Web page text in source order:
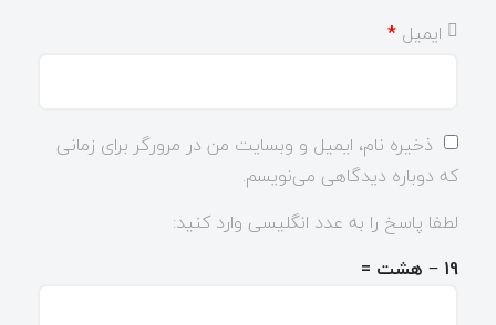
ایمیل *
ذخیره نام، ایمیل و وبسایت من در مرورگر برای زمانی
که دوباره دیدگاهی می‌نویسم.
لطفا پاسخ را به عدد انگلیسی وارد کنید:
19 − هشت =